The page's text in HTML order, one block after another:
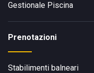
Gestionale Piscina
Prenotazioni
Stabilimenti balneari